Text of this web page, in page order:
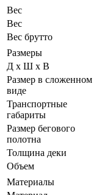
Вес
Вес
Вес брутто
Размеры
Д х Ш х В
Размер в сложенном
виде
Транспортные
габариты
Размер бегового
полотна
Толщина деки
Объем
Материалы